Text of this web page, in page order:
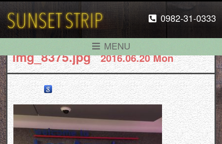
0982-31-0333
MENU
img_8375.jpg 2016.06.20 Mon